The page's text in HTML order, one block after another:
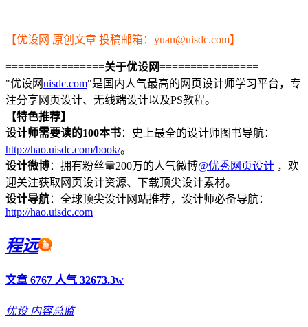
【优设网 原创文章 投稿邮箱：yuan@uisdc.com】
================关于优设网================
"优设网uisdc.com"是国内人气最高的网页设计师学习平台，专
注分享网页设计、无线端设计以及PS教程。
【特色推荐】
设计师需要读的100本书：史上最全的设计师图书导航：
http://hao.uisdc.com/book/。
设计微博：拥有粉丝量200万的人气微博@优秀网页设计 ，欢
迎关注获取网页设计资源、下载顶尖设计素材。
设计导航：全球顶尖设计网站推荐，设计师必备导航：
http://hao.uisdc.com
程远
文章 6767 人气 32673.3w
优设 内容总监